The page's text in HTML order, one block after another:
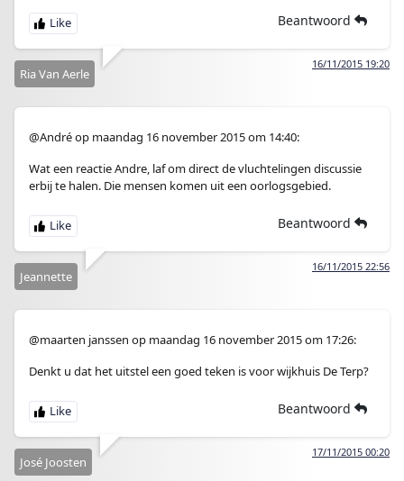
Beantwoord
16/11/2015 19:20
Ria Van Aerle
@André op maandag 16 november 2015 om 14:40:
Wat een reactie Andre, laf om direct de vluchtelingen discussie
erbij te halen. Die mensen komen uit een oorlogsgebied.
Beantwoord
16/11/2015 22:56
Jeannette
@maarten janssen op maandag 16 november 2015 om 17:26:
Denkt u dat het uitstel een goed teken is voor wijkhuis De Terp?
Beantwoord
17/11/2015 00:20
José Joosten